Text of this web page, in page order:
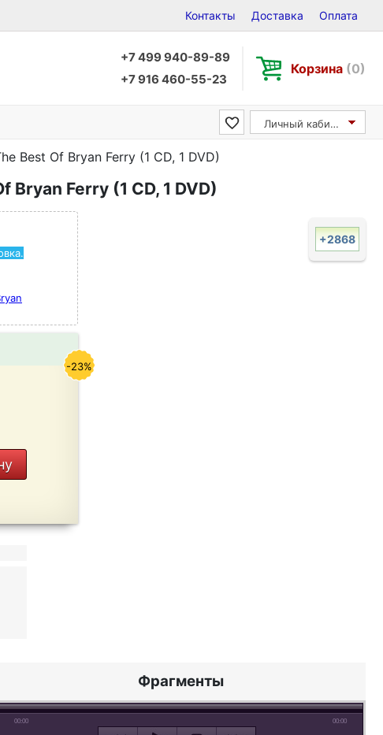
Контакты Доставка Оплата
+7 499 940-89-89
+7 916 460-55-23
Корзина (0)
Личный кабинет
Best Of Bryan Ferry (1 CD, 1 DVD)
Bryan Ferry (1 CD, 1 DVD)
-23%
+2868
Фрагменты
00:00 00:00